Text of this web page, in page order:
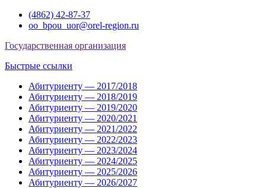
Перейти(4862) 42-87-37
oo_bpou_uor@orel-region.ru
Государственная организация
Быстрые ссылки
Абитуриенту — 2017/2018
Абитуриенту — 2018/2019
Абитуриенту — 2019/2020
Абитуриенту — 2020/2021
Абитуриенту — 2021/2022
Абитуриенту — 2022/2023
Абитуриенту — 2023/2024
Абитуриенту — 2024/2025
Абитуриенту — 2025/2026
Абитуриенту — 2026/2027